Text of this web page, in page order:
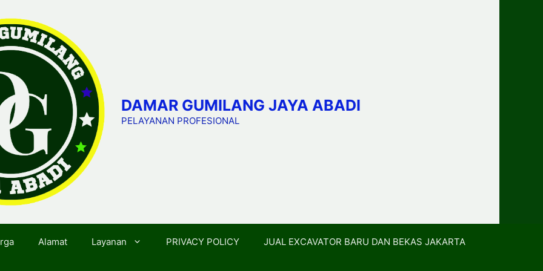
DAMAR GUMILANG JAYA ABADI
PELAYANAN PROFESIONAL
Alamat Layanan PRIVACY POLICY JUAL EXCAVATOR BARU DAN BEKAS JAKARTA